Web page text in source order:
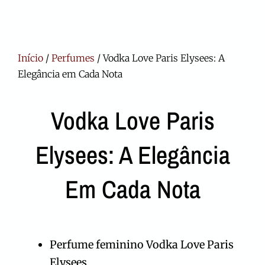
Início / Perfumes / Vodka Love Paris Elysees: A
Elegância em Cada Nota
Vodka Love Paris
Elysees: A Elegância
Em Cada Nota
Perfume feminino Vodka Love Paris